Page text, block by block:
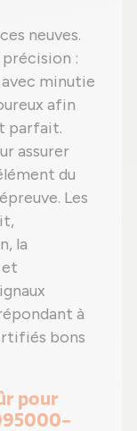
neuves.
précision :
minutie
afin
parfait.
assurer
du
Les
la
à
bons
pour